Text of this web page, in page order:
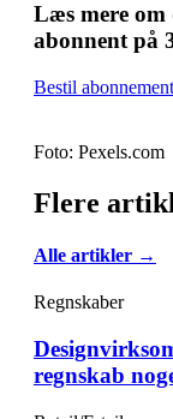
Læs mere om
abonnent på
Bestil abonnement
Foto: Pexels.com
Flere
Alle artikler →
Regnskaber
regnskab